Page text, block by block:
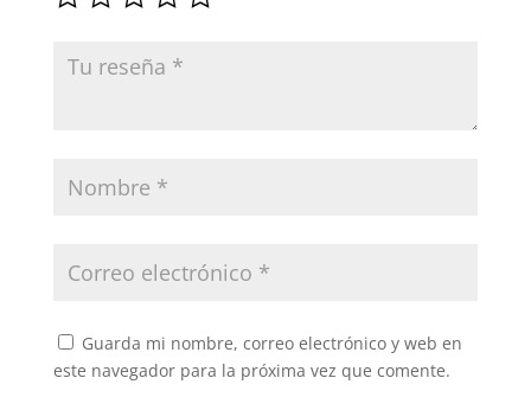
Guarda mi nombre, correo electrónico y web en
este navegador para la próxima vez que comente.